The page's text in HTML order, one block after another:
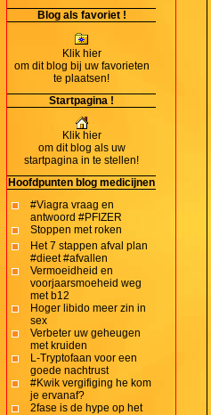
Blog als favoriet !
Klik hier
om dit blog bij uw favorieten
te plaatsen!
Startpagina !
Klik hier
om dit blog als uw
startpagina in te stellen!
Hoofdpunten blog medicijnen
#Viagra vraag en
antwoord #PFIZER
Stoppen met roken
Het 7 stappen afval plan
#dieet #afvallen
Vermoeidheid en
voorjaarsmoeheid weg
met b12
Hoger libido meer zin in
sex
Verbeter uw geheugen
met kruiden
L-Tryptofaan voor een
goede nachtrust
#Kwik vergifiging he kom
je ervanaf?
2fase is de hype op het